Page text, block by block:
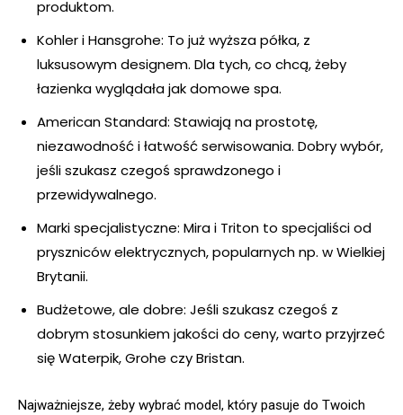
produktom.
Kohler i Hansgrohe: To już wyższa półka, z
luksusowym designem. Dla tych, co chcą, żeby
łazienka wyglądała jak domowe spa.
American Standard: Stawiają na prostotę,
niezawodność i łatwość serwisowania. Dobry wybór,
jeśli szukasz czegoś sprawdzonego i
przewidywalnego.
Marki specjalistyczne: Mira i Triton to specjaliści od
pryszniców elektrycznych, popularnych np. w Wielkiej
Brytanii.
Budżetowe, ale dobre: Jeśli szukasz czegoś z
dobrym stosunkiem jakości do ceny, warto przyjrzeć
się Waterpik, Grohe czy Bristan.
Najważniejsze, żeby wybrać model, który pasuje do Twoich